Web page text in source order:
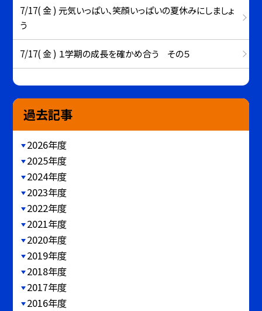
7/17( 金 ) 元気いっぱい、笑顔いっぱいの夏休みにしましょ
う
7/17( 金 ) １学期の成長を確かめ合う その５
過去記事
2026年度
2025年度
2024年度
2023年度
2022年度
2021年度
2020年度
2019年度
2018年度
2017年度
2016年度